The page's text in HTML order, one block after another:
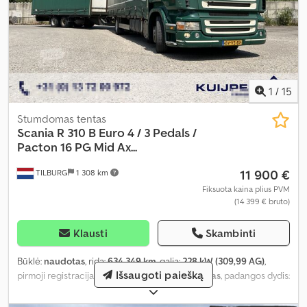
1 / 15
TILBURG 1 308 km
Stumdomas tentas
Scania R 310 B Euro 4 / 3 Pedals /
Pacton 16 PG Mid Ax...
11 900 €
Fiksuota kaina plius PVM
(14 399 € bruto)
Klausti Skambinti
Būklė: naudotas, rida:634 349 km, galia:228 kW (309,99 AG),
pirmoji registracija:
03/2009, kuro tipas:dyzelinas , padangos dydis:
, ašių konfigūracija:4x2, ratų bazė:
kuras:dyzelinas, spalva:žalia, vairuotojo kabina:kitas, pavaros
Išsaugoti paiešką